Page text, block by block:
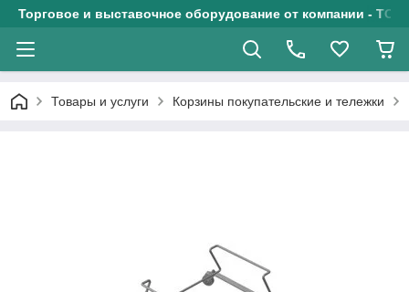
Торговое и выставочное оборудование от компании - ТОО
Товары и услуги Корзины покупательские и тележки